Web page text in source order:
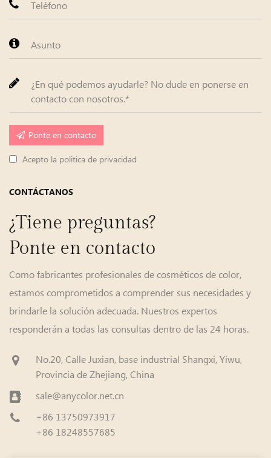
Ponte en contacto
Acepto la política de privacidad
CONTÁCTANOS
¿Tiene preguntas?
Ponte en contacto
Como fabricantes profesionales de cosméticos de color,
estamos comprometidos a comprender sus necesidades y
brindarle la solución adecuada. Nuestros expertos
responderán a todas las consultas dentro de las 24 horas.
No.20, Calle Juxian, base industrial Shangxi, Yiwu,
Provincia de Zhejiang, China
sale@anycolor.net.cn
+86 13750973917
+86 18248557685